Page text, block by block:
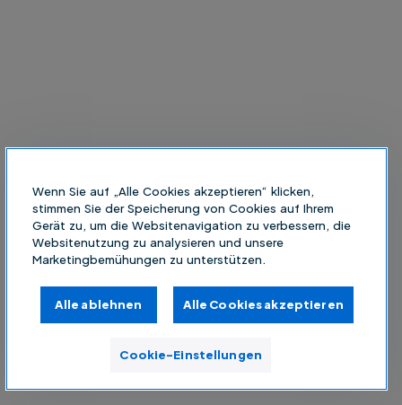
Wenn Sie auf „Alle Cookies akzeptieren“ klicken,
stimmen Sie der Speicherung von Cookies auf Ihrem
Gerät zu, um die Websitenavigation zu verbessern, die
Websitenutzung zu analysieren und unsere
Marketingbemühungen zu unterstützen.
Alle ablehnen Alle Cookies akzeptieren
Cookie-Einstellungen